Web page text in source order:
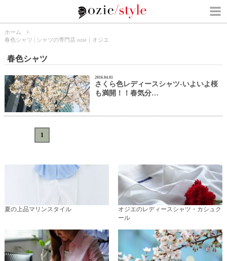
ホーム
春色シャツ | シャツの専門店 ozie｜オジエ
春色シャツ
2016.04.01
さくら色レディースシャツ-いよいよ桜
も満開！！春気分…
1
夏の上品マリンスタイル
オジエのレディースシャツ・カシュク
ール